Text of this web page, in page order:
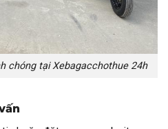
chóng tại Xebagacchothue 24h